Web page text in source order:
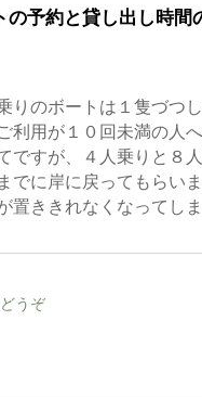
の予約と貸し出し時間
りのボートは１隻づつ
利用が１０回未満の人
ですが、４人乗りと８
でに岸に戻ってもらい
置ききれなくなってし
うぞ